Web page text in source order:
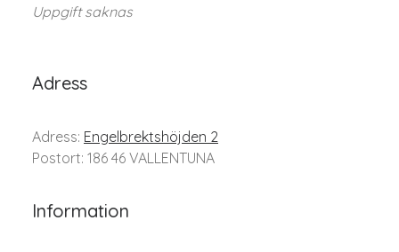
Uppgift saknas
Adress
Adress: Engelbrektshöjden 2
Postort: 186 46 VALLENTUNA
Information